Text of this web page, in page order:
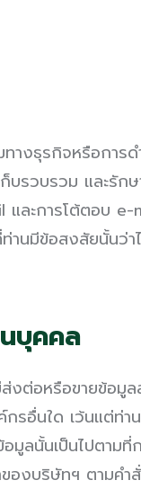
างธุรกิจหรือการ
รวบรวม และรัก
ละการโต้ตอบ
านมีข้อสงสัยนั้นว่
บุคคล
งต่อหรือขายข้อมู
อื่นใด เว้นแต่ท่า
อมูลนั้นเป็นไปตา
ของบริษัทฯ ตาม